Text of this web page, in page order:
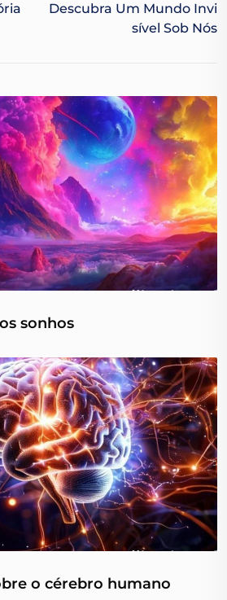
Descubra Um Mundo Invi
Sível Sob Nós
sonhos
o cérebro humano